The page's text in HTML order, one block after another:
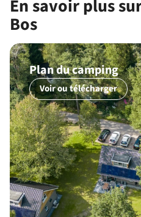
En savoir plus
Bos
Plan du camping
Voir ou télécharger